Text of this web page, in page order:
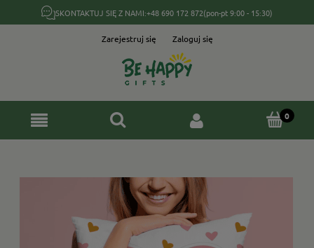
SKONTAKTUJ SIĘ Z NAMI:+48 690 172 872(pon-pt 9:00 - 15:30)
Zarejestruj się Zaloguj się